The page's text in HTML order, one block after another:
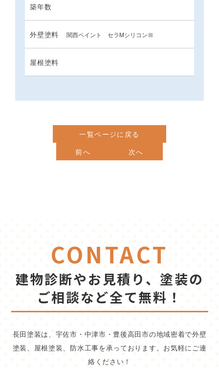
築年数
外壁塗料 関西ペイント セラMシリコンⅢ
屋根塗料
一覧ページに戻る
前へ
次へ
CONTACT
建物診断やお見積り、塗装の
ご相談など全て無料！
長田塗装は、宇佐市・中津市・豊後高田市の地域密着で外壁
塗装、屋根塗装、防水工事を承っております。お気軽にご連
絡ください！